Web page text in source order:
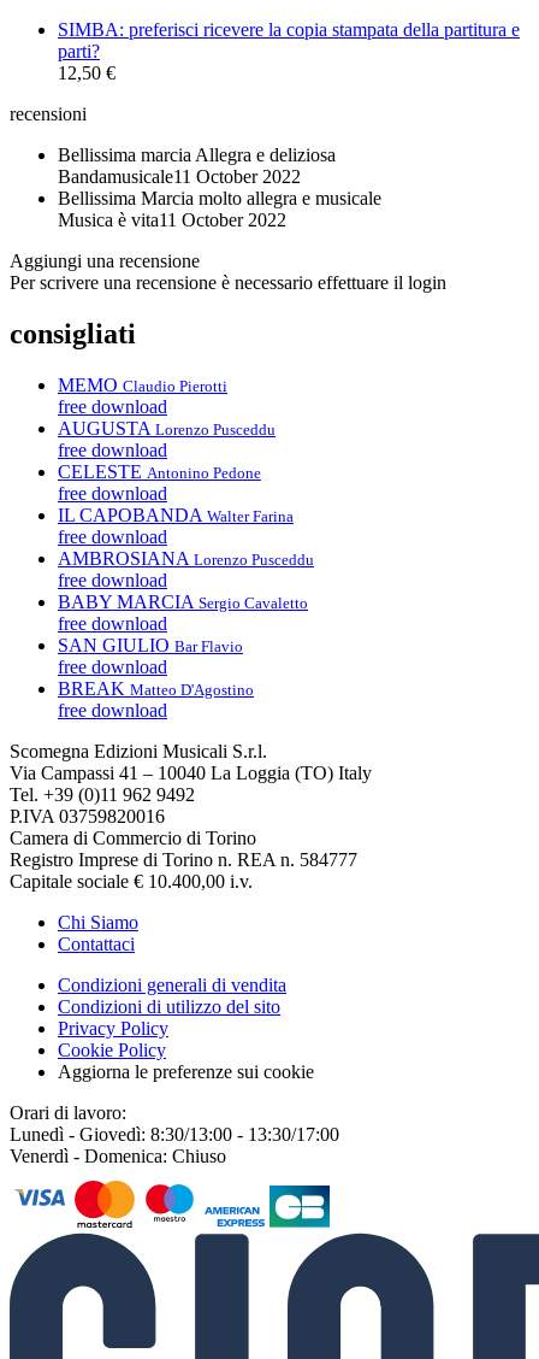
SIMBA: preferisci ricevere la copia stampata della partitura e
parti?
12,50 €
recensioni
Bellissima marcia Allegra e deliziosa
Bandamusicale11 October 2022
Bellissima Marcia molto allegra e musicale
Musica è vita11 October 2022
Aggiungi una recensione
Per scrivere una recensione è necessario effettuare il login
consigliati
MEMO Claudio Pierotti
free download
AUGUSTA Lorenzo Pusceddu
free download
CELESTE Antonino Pedone
free download
IL CAPOBANDA Walter Farina
free download
AMBROSIANA Lorenzo Pusceddu
free download
BABY MARCIA Sergio Cavaletto
free download
SAN GIULIO Bar Flavio
free download
BREAK Matteo D'Agostino
free download
Scomegna Edizioni Musicali S.r.l.
Via Campassi 41 – 10040 La Loggia (TO) Italy
Tel. +39 (0)11 962 9492
P.IVA 03759820016
Camera di Commercio di Torino
Registro Imprese di Torino n. REA n. 584777
Capitale sociale € 10.400,00 i.v.
Chi Siamo
Contattaci
Condizioni generali di vendita
Condizioni di utilizzo del sito
Privacy Policy
Cookie Policy
Aggiorna le preferenze sui cookie
Orari di lavoro:
Lunedì - Giovedì: 8:30/13:00 - 13:30/17:00
Venerdì - Domenica: Chiuso